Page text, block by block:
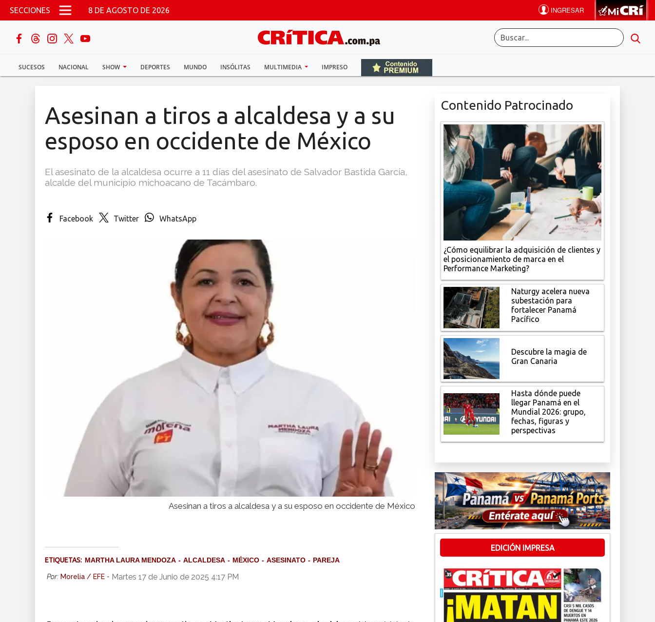
Pasar al contenido principal
SECCIONES 8 DE AGOSTO DE 2026
SUCESOS NACIONAL SHOW DEPORTES MUNDO INSÓLITAS MULTIMEDIA IMPRESO
buscar
Sucesos
Asesinan a tiros a alcaldesa y a su
esposo en occidente de México
El asesinato de la alcaldesa ocurre a 11 días del asesinato de Salvador Bastida García,
alcalde del municipio michoacano de Tacámbaro.
Facebook Twitter WhatsApp
Asesinan a tiros a alcaldesa y a su esposo en occidente de México
ETIQUETAS: MARTHA LAURA MENDOZA ALCALDESA MÉXICO ASESINATO PAREJA
Por: Morelia / EFE - Martes 17 de Junio de 2025 4:17 PM
Contenido Patrocinado
¿Cómo equilibrar la adquisición de clientes y
el posicionamiento de marca en el
Performance Marketing?
Naturgy acelera nueva
subestación para
fortalecer Panamá
Pacífico
Descubre la magia de
Gran Canaria
Hasta dónde puede
llegar Panamá en el
Mundial 2026: grupo,
fechas, figuras y
perspectivas
EDICIÓN IMPRESA